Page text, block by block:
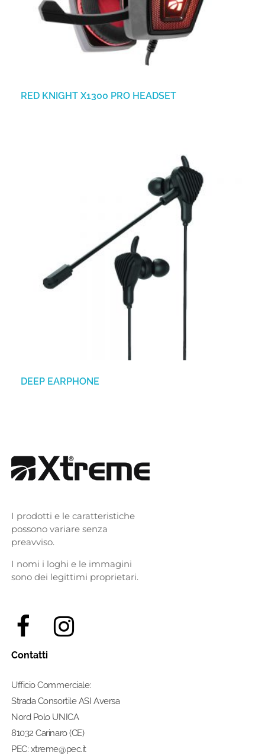
RED KNIGHT X1300 PRO HEADSET
DEEP EARPHONE
I prodotti e le caratteristiche
possono variare senza
preavviso.
I nomi i loghi e le immagini
sono dei legittimi proprietari.
Contatti
Ufficio Commerciale:
Strada Consortile ASI Aversa
Nord Polo UNICA
81032 Carinaro (CE)
PEC: xtreme@pec.it